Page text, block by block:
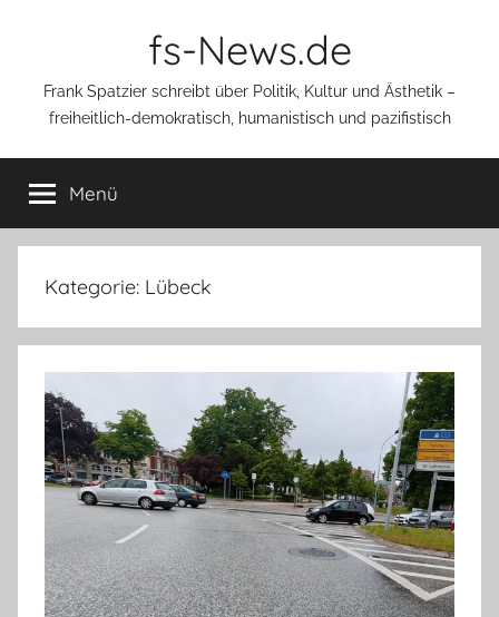
fs-News.de
Frank Spatzier schreibt über Politik, Kultur und Ästhetik –
freiheitlich-demokratisch, humanistisch und pazifistisch
Menü
Kategorie: Lübeck